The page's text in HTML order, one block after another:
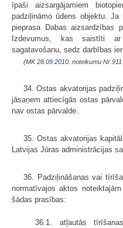
īpaši aizsargājamiem
padziļināmo ūdens objektu.
pieprasa Dabas aizsardzības
Izdevumus, kas saistīti ar
sagatavošanu, sedz darbības
(MK28.09.2010. noteikumu
34. Ostas akvatorijas
jāsaņem attiecīgās ostas
nav ostas pārvalde.
35. Ostas akvatorijas
Latvijas Jūras administrācijas
36. Padziļināšanas vai
norma­tīvajos aktos
šādas prasības:
36.1. atļautās